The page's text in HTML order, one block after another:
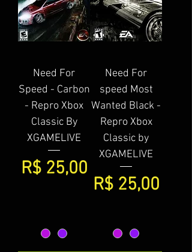
Need For
Speed - Carbon
- Repro Xbox
Classic By
XGAMELIVE
Preço
R$ 25,00
Need For
speed Most
Wanted Black -
Repro Xbox
Classic by
XGAMELIVE
Preço
R$ 25,00